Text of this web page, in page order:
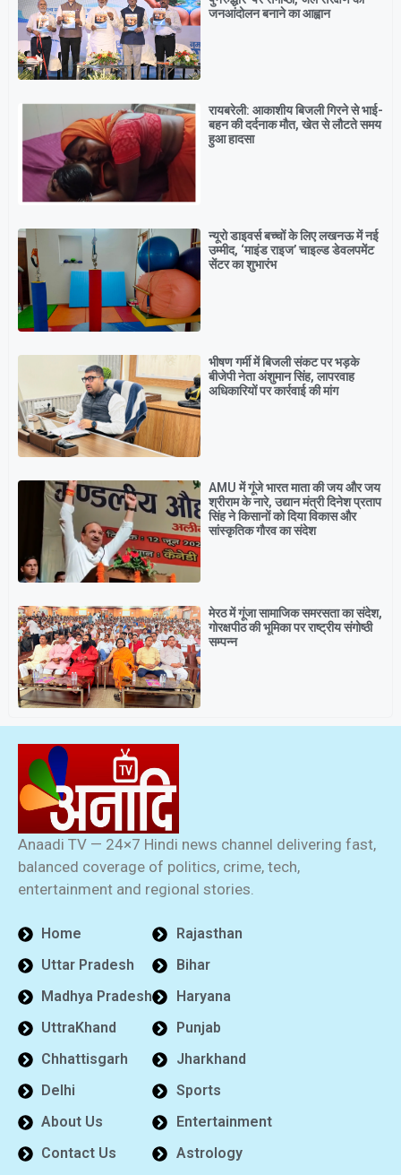
जनआंदोलन बनाने का आह्वान
रायबरेली: आकाशीय बिजली गिरने से भाई-
बहन की दर्दनाक मौत, खेत से लौटते समय
हुआ हादसा
न्यूरो डाइवर्स बच्चों के लिए लखनऊ में नई
उम्मीद, ‘माइंड राइज’ चाइल्ड डेवलपमेंट
सेंटर का शुभारंभ
भीषण गर्मी में बिजली संकट पर भड़के
बीजेपी नेता अंशुमान सिंह, लापरवाह
अधिकारियों पर कार्रवाई की मांग
AMU में गूंजे भारत माता की जय और जय
श्रीराम के नारे, उद्यान मंत्री दिनेश प्रताप
सिंह ने किसानों को दिया विकास और
सांस्कृतिक गौरव का संदेश
मेरठ में गूंजा सामाजिक समरसता का संदेश,
गोरक्षपीठ की भूमिका पर राष्ट्रीय संगोष्ठी
सम्पन्न
Anaadi TV — 24×7 Hindi news channel delivering fast,
balanced coverage of politics, crime, tech,
entertainment and regional stories.
Home
Uttar Pradesh
Madhya Pradesh
UttraKhand
Chhattisgarh
Delhi
About Us
Contact Us
Rajasthan
Bihar
Haryana
Punjab
Jharkhand
Sports
Entertainment
Astrology